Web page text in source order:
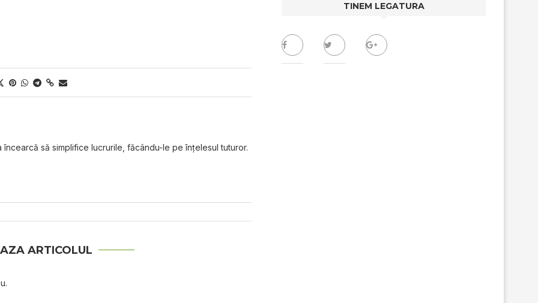
încearcă să simplifice lucrurile, făcându-le pe înțelesul tuturor.
ARTICOLUL
TINEM LEGATURA